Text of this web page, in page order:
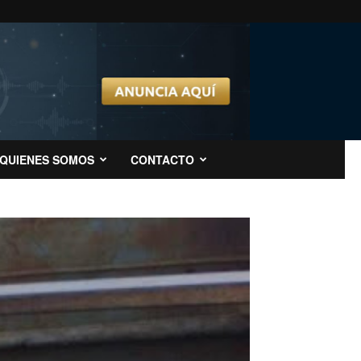
QUIENES SOMOS CONTACTO